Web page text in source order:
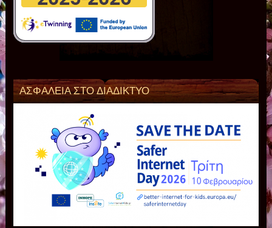
ΑΣΦΑΛΕΙΑ ΣΤΟ ΔΙΑΔΙΚΤΥΟ